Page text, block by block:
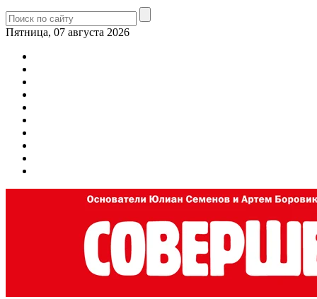
Пятница, 07 августа 2026